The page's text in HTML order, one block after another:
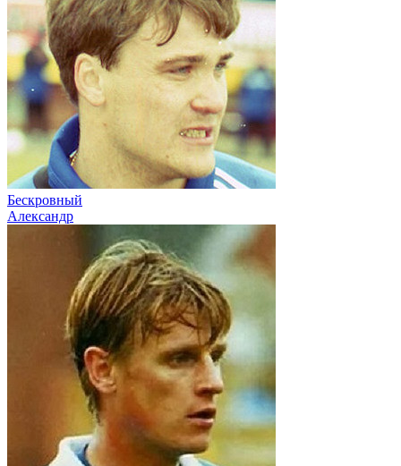
Бескровный
Александр